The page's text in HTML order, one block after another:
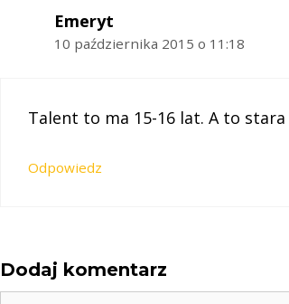
Emeryt
10 października 2015 o 11:18
Talent to ma 15-16 lat. A to
Odpowiedz
Dodaj komentarz